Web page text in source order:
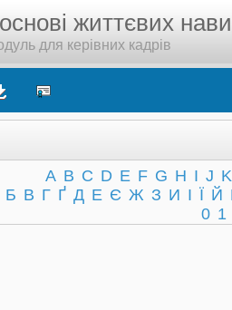
життєвих
для керівних кадрів
A B C D E F G H I J K
Б В Г Ґ Д Е Є Ж З И І Ї Й
0 1